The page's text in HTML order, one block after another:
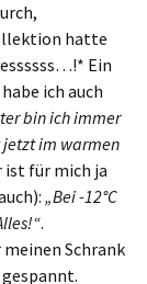
hatte
Ein
ich auch
bin ich immer
jetzt im warmen
ist für mich ja
„Bei -12°C
.
Schrank
gespannt.